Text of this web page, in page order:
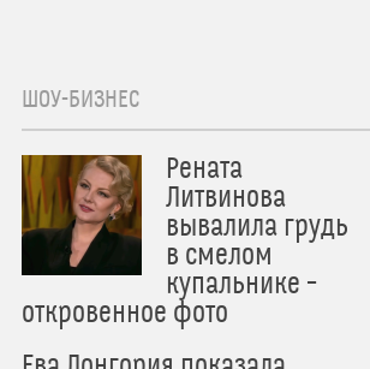
ШОУ-БИЗНЕС
Рената
Литвинова
вывалила грудь
в смелом
купальнике –
откровенное фото